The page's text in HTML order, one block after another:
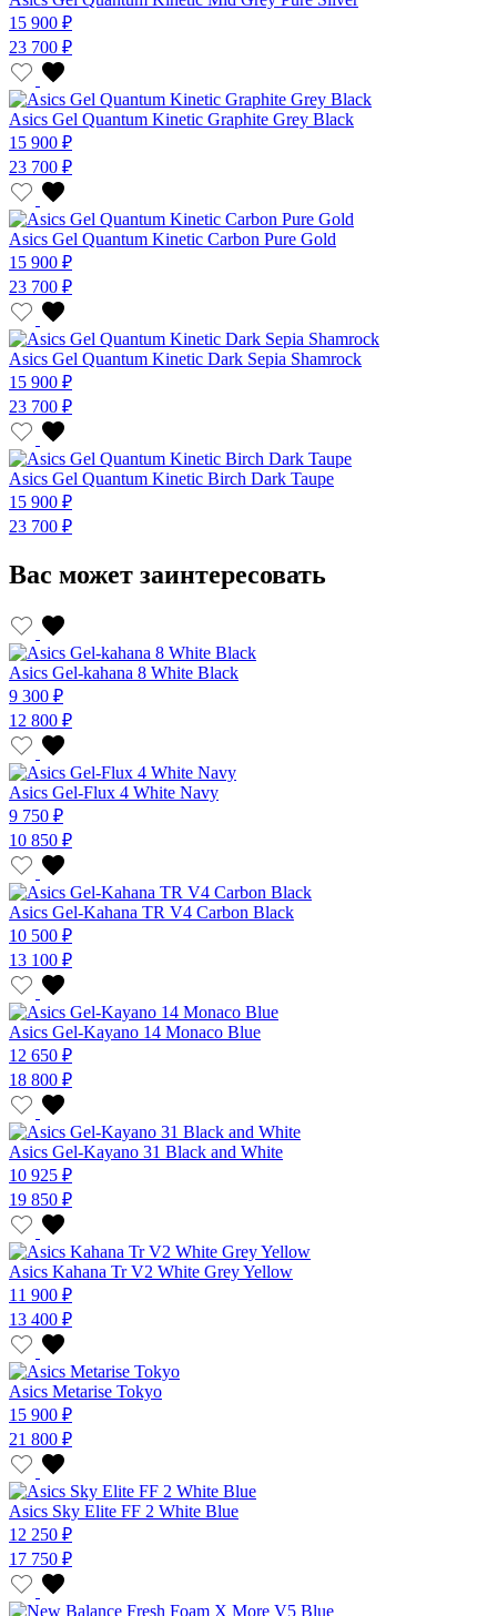
15 900 ₽
23 700 ₽
Asics Gel Quantum Kinetic Graphite Grey Black
15 900 ₽
23 700 ₽
Asics Gel Quantum Kinetic Carbon Pure Gold
15 900 ₽
23 700 ₽
Asics Gel Quantum Kinetic Dark Sepia Shamrock
15 900 ₽
23 700 ₽
Asics Gel Quantum Kinetic Birch Dark Taupe
15 900 ₽
23 700 ₽
Вас может заинтересовать
Asics Gel-kahana 8 White Black
9 300 ₽
12 800 ₽
Asics Gel-Flux 4 White Navy
9 750 ₽
10 850 ₽
Asics Gel-Kahana TR V4 Carbon Black
10 500 ₽
13 100 ₽
Asics Gel-Kayano 14 Monaco Blue
12 650 ₽
18 800 ₽
Asics Gel-Kayano 31 Black and White
10 925 ₽
19 850 ₽
Asics Kahana Tr V2 White Grey Yellow
11 900 ₽
13 400 ₽
Asics Metarise Tokyo
15 900 ₽
21 800 ₽
Asics Sky Elite FF 2 White Blue
12 250 ₽
17 750 ₽